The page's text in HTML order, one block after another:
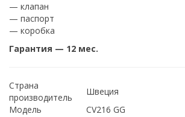
— клапан
— паспорт
— коробка
Гарантия — 12 мес.
Страна
производитель
Швеция
Модель
CV216 GG